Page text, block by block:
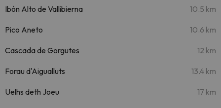
Ibón Alto de Vallibierna 10.5 km
Pico Aneto 10.6 km
Cascada de Gorgutes 12 km
Forau d'Aigualluts 13.4 km
Uelhs deth Joeu 17 km